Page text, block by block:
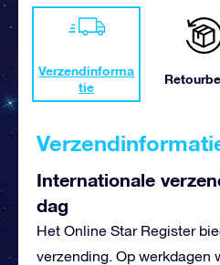
Verzendinforma
tie
Internationale
dag
Het Online Star Register
verzending. Op werkdagen